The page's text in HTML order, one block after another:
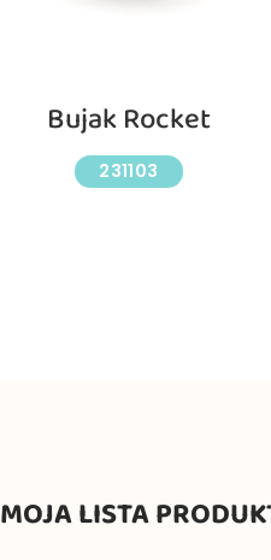
Bujak Rocket
231103
MOJA LISTA